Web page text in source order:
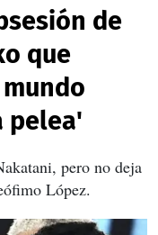
de
que
pelea'
pero no deja
López.